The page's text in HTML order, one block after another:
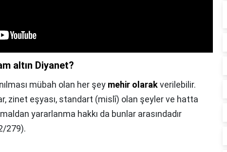
altın Diyanet?
mübah olan her şey mehir olarakverilebilir.
zinet eşyası, standart (mislî) olan şeyler ve hatta
yararlanma hakkı da bunlar arasındadır
279).